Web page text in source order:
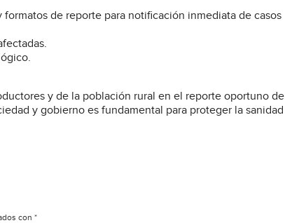
de reporte para notificación inmediata de casos
y de la población rural en el reporte oportuno de
y gobierno es fundamental para proteger la sanidad
con *